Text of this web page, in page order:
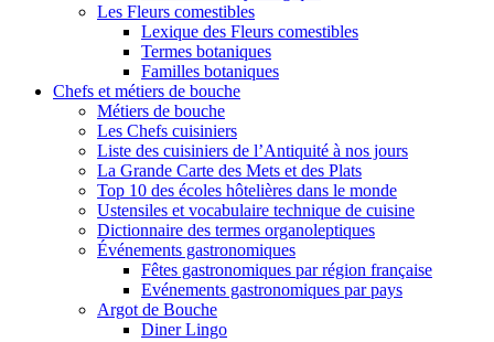
Les Fleurs comestibles
Lexique des Fleurs comestibles
Termes botaniques
Familles botaniques
Chefs et métiers de bouche
Métiers de bouche
Les Chefs cuisiniers
Liste des cuisiniers de l’Antiquité à nos jours
La Grande Carte des Mets et des Plats
Top 10 des écoles hôtelières dans le monde
Ustensiles et vocabulaire technique de cuisine
Dictionnaire des termes organoleptiques
Événements gastronomiques
Fêtes gastronomiques par région française
Evénements gastronomiques par pays
Argot de Bouche
Diner Lingo